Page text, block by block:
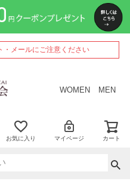
メールにご注意ください
WOMEN MEN
お気に入り マイページ カート
ペー
ジト
ップ
へ